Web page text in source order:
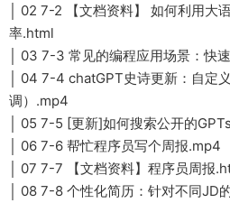
│ 02 7-2 【文档资料】 如何利用大
率.html
│ 03 7-3 常见的编程应用场景：快
│ 04 7-4 chatGPT史诗更新：自定
调）.mp4
│ 05 7-5 [更新]如何搜索公开的
│ 06 7-6 帮忙程序员写个周报.mp4
│ 07 7-7 【文档资料】程序员周报
│ 08 7-8 个性化简历：针对不同JD